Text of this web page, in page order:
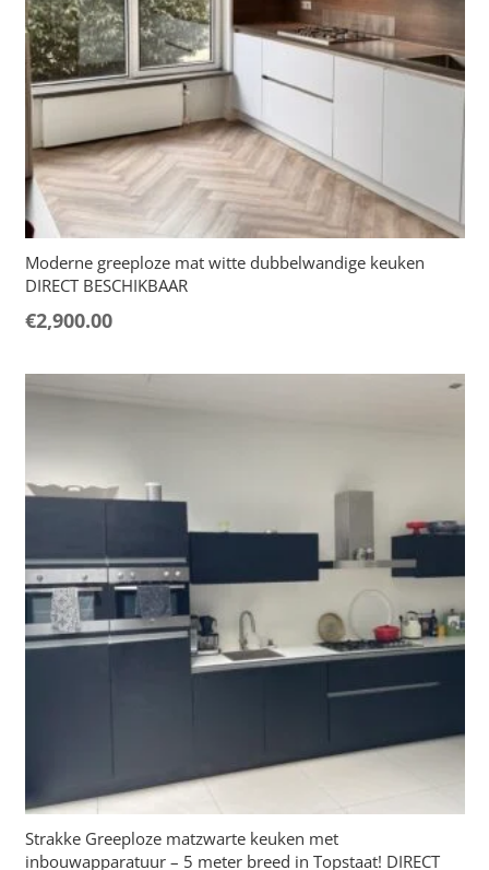
Moderne greeploze mat witte dubbelwandige keuken
DIRECT BESCHIKBAAR
€2,900.00
Strakke Greeploze matzwarte keuken met
inbouwapparatuur – 5 meter breed in Topstaat! DIRECT